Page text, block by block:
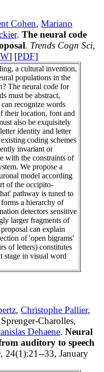
Cohen, Mariano
. The neural code
. Trends Cogn Sci,
] [PDF]
a cultural invention,
populations in the
The neural code for
must be abstract,
can recognize words
their location, font and
also be exquisitely
identity and letter
coding schemes
invariant or
with the constraints of
We propose a
model according
of the occipito-
pathway is tuned to
a hierarchy of
detectors sensitive
larger fragments of
can explain
of 'open bigrams'
of letters) constitutes
stage in visual word
, Christophe Pallier,
Charolles,
Dehaene. Neural
auditory to speech
, 24(1):21--33, January